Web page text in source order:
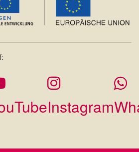
Instagram